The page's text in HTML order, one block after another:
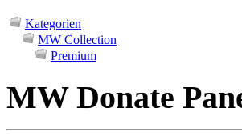
Kategorien
MW Collection
Premium
MW Donate